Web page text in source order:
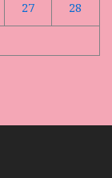
27
28